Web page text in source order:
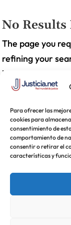
Para ofrecer las
cookies para
consentimiento de
comportamiento de
consentir o retirar el
características y
No Results
The page you
refining your
locate the post.